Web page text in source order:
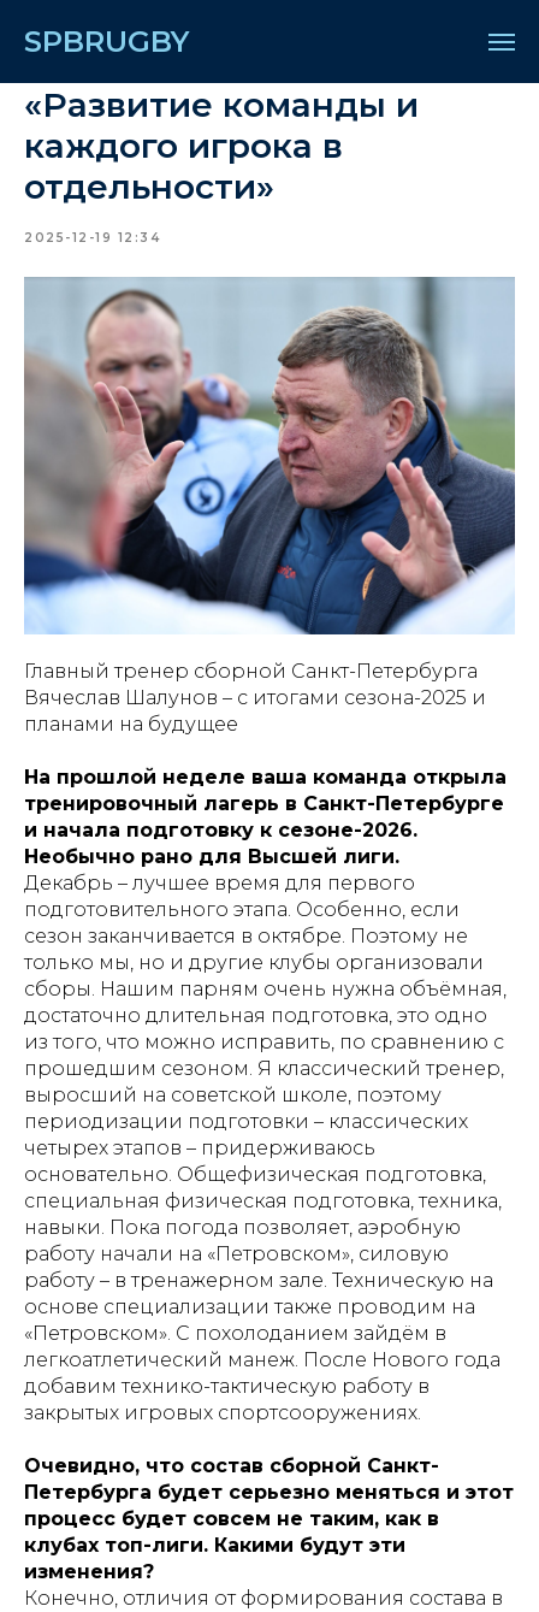
SPBRUGBY
«Развитие команды и
каждого игрока в
отдельности»
2025-12-19 12:34
Главный тренер сборной Санкт-Петербурга
Вячеслав Шалунов – с итогами сезона-2025 и
планами на будущее
На прошлой неделе ваша команда открыла
тренировочный лагерь в Санкт-Петербурге
и начала подготовку к сезоне-2026.
Необычно рано для Высшей лиги.
Декабрь – лучшее время для первого
подготовительного этапа. Особенно, если
сезон заканчивается в октябре. Поэтому не
только мы, но и другие клубы организовали
сборы. Нашим парням очень нужна объёмная,
достаточно длительная подготовка, это одно
из того, что можно исправить, по сравнению с
прошедшим сезоном. Я классический тренер,
выросший на советской школе, поэтому
периодизации подготовки – классических
четырех этапов – придерживаюсь
основательно. Общефизическая подготовка,
специальная физическая подготовка, техника,
навыки. Пока погода позволяет, аэробную
работу начали на «Петровском», силовую
работу – в тренажерном зале. Техническую на
основе специализации также проводим на
«Петровском». С похолоданием зайдём в
легкоатлетический манеж. После Нового года
добавим технико-тактическую работу в
закрытых игровых спортсооружениях.
Очевидно, что состав сборной Санкт-
Петербурга будет серьезно меняться и этот
процесс будет совсем не таким, как в
клубах топ-лиги. Какими будут эти
изменения?
Конечно, отличия от формирования состава в